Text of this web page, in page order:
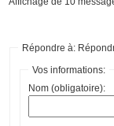
Répondre à:
Vos informations:
Nom (obligatoire):